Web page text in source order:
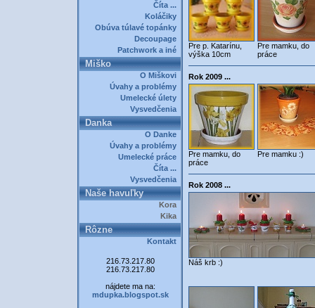
Číta ...
Koláčiky
Obúva túlavé topánky
Decoupage
Patchwork a iné
Miško
O Miškovi
Úvahy a problémy
Umelecké úlety
Vysvedčenia
Danka
O Danke
Úvahy a problémy
Umelecké práce
Číta ...
Vysvedčenia
Naše havuľky
Kora
Kika
Rôzne
Kontakt
216.73.217.80
216.73.217.80
nájdete ma na:
mdupka.blogspot.sk
Pre p. Katarínu,
výška 10cm
Pre mamku, do
práce
Rok 2009 ...
Pre mamku, do
práce
Pre mamku :)
Rok 2008 ...
Náš krb :)